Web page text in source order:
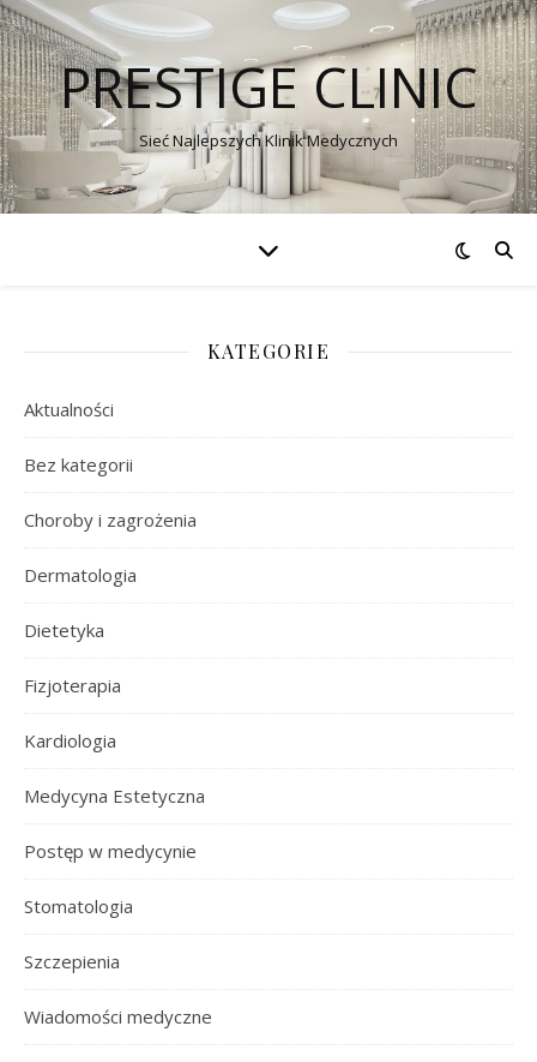
PRESTIGE CLINIC
Sieć Najlepszych Klinik Medycznych
KATEGORIE
Aktualności
Bez kategorii
Choroby i zagrożenia
Dermatologia
Dietetyka
Fizjoterapia
Kardiologia
Medycyna Estetyczna
Postęp w medycynie
Stomatologia
Szczepienia
Wiadomości medyczne